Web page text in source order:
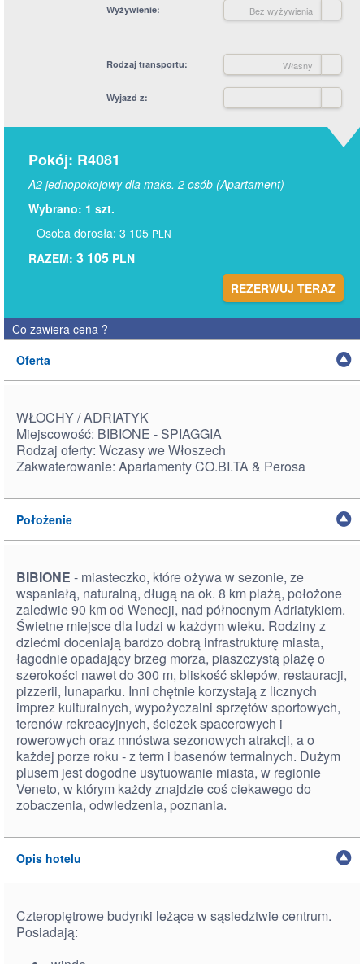
Wyżywienie Bez wyżywienia
Rodzaj transportu Własny
Wyjazd z
Pokój: R4081
A2 jednopokojowy dla maks. 2 osób (Apartament)
Wybrano: 1 szt.
Osoba dorosła: 3 105 PLN
RAZEM: 3 105 PLN
REZERWUJ TERAZ
Co zawiera cena ?
Oferta
WŁOCHY / ADRIATYK
Miejscowość: BIBIONE - SPIAGGIA
Rodzaj oferty: Wczasy we Włoszech
Zakwaterowanie: Apartamenty CO.BI.TA & Perosa
Położenie
BIBIONE - miasteczko, które ożywa w sezonie, ze
wspaniałą, naturalną, długą na ok. 8 km plażą, położone
zaledwie 90 km od Wenecji, nad północnym Adriatykiem.
Świetne miejsce dla ludzi w każdym wieku. Rodziny z
dziećmi doceniają bardzo dobrą infrastrukturę miasta,
łagodnie opadający brzeg morza, piaszczystą plażę o
szerokości nawet do 300 m, bliskość sklepów, restauracji,
pizzerii, lunaparku. Inni chętnie korzystają z licznych
imprez kulturalnych, wypożyczalni sprzętów sportowych,
terenów rekreacyjnych, ścieżek spacerowych i
rowerowych oraz mnóstwa sezonowych atrakcji, a o
każdej porze roku - z term i basenów termalnych. Dużym
plusem jest dogodne usytuowanie miasta, w regionie
Veneto, w którym każdy znajdzie coś ciekawego do
zobaczenia, odwiedzenia, poznania.
Opis hotelu
Czteropiętrowe budynki leżące w sąsiedztwie centrum.
Posiadają: